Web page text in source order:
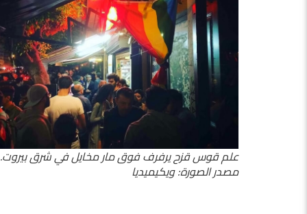
علم قوس قزح يرفرف فوق مار مخايل في شرق بيروت.
مصدر الصورة: ويكيميديا